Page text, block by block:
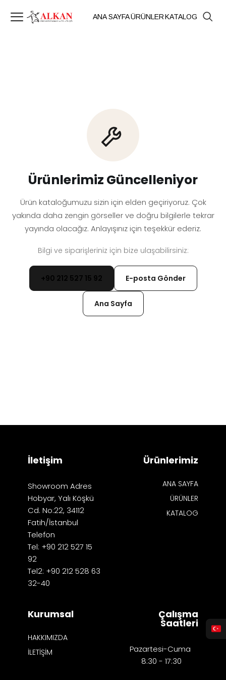
ANA SAYFAÜRÜNLERKATALOG
Ürünlerimiz Güncelleniyor
Ürün kataloğumuzu sizin için elden geçiriyoruz. Çok
yakında daha zengin görseller ve doğru bilgilerle tekrar
yayında olacağız. Anlayışınız için teşekkür ederiz.
Bilgi ve siparişleriniz için bize ulaşabilirsiniz:
+90 212 527 15 92 E-posta Gönder
Ana Sayfa
İletişim
Showroom Adres
Hobyar, Yalı Köşkü
Cd. No:22, 34112
Fatih/İstanbul
Telefon
Tel: +90 212 527 15
92
Tel2: +90 212 528 63
32-40
Ürünlerimiz
ANA SAYFA
ÜRÜNLER
KATALOG
Kurumsal
HAKKIMIZDA
İLETİŞİM
Çalışma
Saatleri
Pazartesi-Cuma
8:30 - 17:30​​